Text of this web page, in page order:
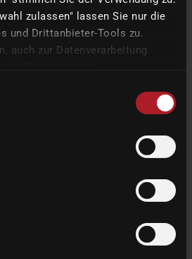
zulassen" lassen Sie nur die
und Drittanbieter-Tools zu.
auch zur Datenverarbeitung
歯科用ミリング技術